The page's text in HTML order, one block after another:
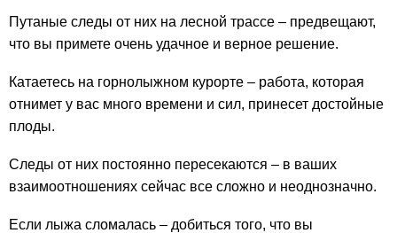
Путаные следы от них на лесной трассе – предвещают,
что вы примете очень удачное и верное решение.
Катаетесь на горнолыжном курорте – работа, которая
отнимет у вас много времени и сил, принесет достойные
плоды.
Следы от них постоянно пересекаются – в ваших
взаимоотношениях сейчас все сложно и неоднозначно.
Если лыжа сломалась – добиться того, что вы